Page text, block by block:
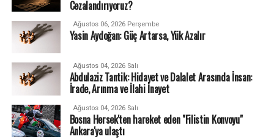
Cezalandırıyoruz?
Ağustos 06, 2026 Perşembe
Yasin Aydoğan: Güç Artarsa, Yük Azalır
Ağustos 04, 2026 Salı
Abdulaziz Tantik: Hidayet ve Dalalet Arasında İnsan:
İrade, Arınma ve İlahi İnayet
Ağustos 04, 2026 Salı
Bosna Hersek'ten hareket eden "Filistin Konvoyu"
Ankara'ya ulaştı